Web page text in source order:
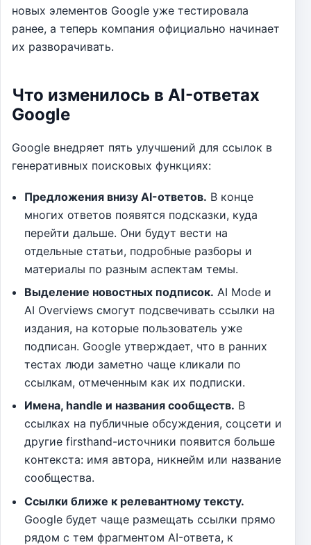
новых элементов Google уже тестировала
ранее, а теперь компания официально начинает
их разворачивать.
Что изменилось в AI-ответах
Google
Google внедряет пять улучшений для ссылок в
генеративных поисковых функциях:
Предложения внизу AI-ответов. В конце
многих ответов появятся подсказки, куда
перейти дальше. Они будут вести на
отдельные статьи, подробные разборы и
материалы по разным аспектам темы.
Выделение новостных подписок. AI Mode и
AI Overviews смогут подсвечивать ссылки на
издания, на которые пользователь уже
подписан. Google утверждает, что в ранних
тестах люди заметно чаще кликали по
ссылкам, отмеченным как их подписки.
Имена, handle и названия сообществ. В
ссылках на публичные обсуждения, соцсети и
другие firsthand-источники появится больше
контекста: имя автора, никнейм или название
сообщества.
Ссылки ближе к релевантному тексту.
Google будет чаще размещать ссылки прямо
рядом с тем фрагментом AI-ответа, к